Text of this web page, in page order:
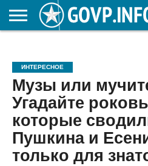
ОБРАЗОВАНИЕ
ИНТЕРЕСНОЕ
Музы или
Угадайте
которые
Пушкина и
только для